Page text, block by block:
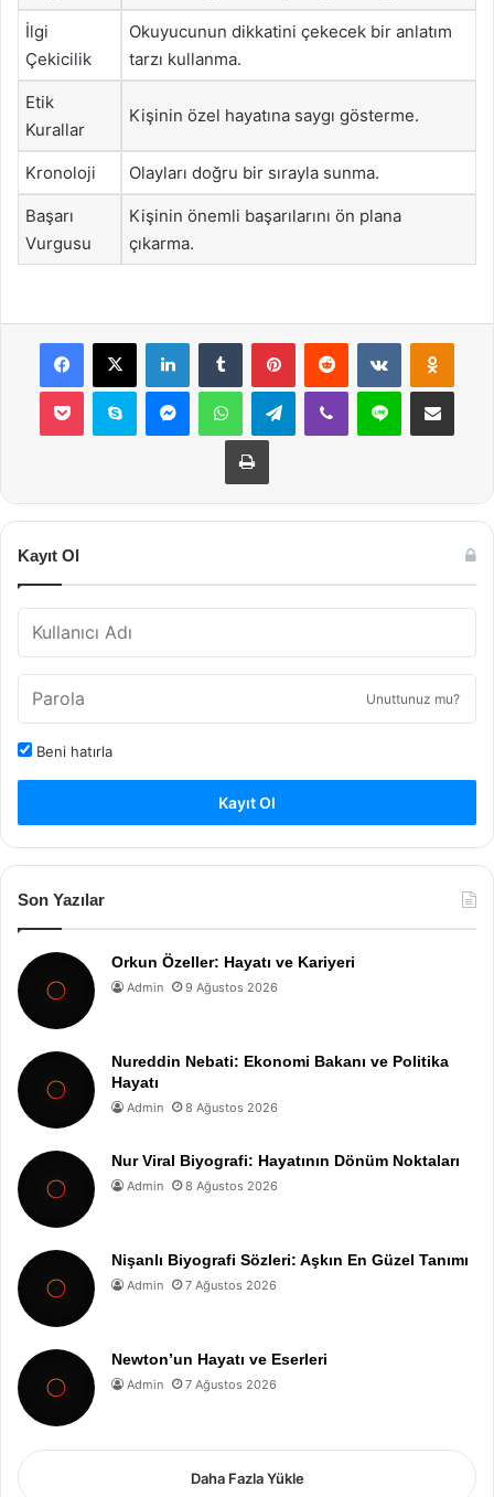
İlgi
Çekicilik
Okuyucunun dikkatini çekecek bir anlatım
tarzı kullanma.
Etik
Kurallar
Kişinin özel hayatına saygı gösterme.
Kronoloji Olayları doğru bir sırayla sunma.
Başarı
Vurgusu
Kişinin önemli başarılarını ön plana
çıkarma.
Facebook
X LinkedInTumblr PinterestReddit VKontakte
Pocket Skype MessengerWhatsAppTelegramViber Line E-Posta ile
Yazdır
Kayıt Ol
Unuttunuz mu?
Beni hatırla
Kayıt Ol
Son Yazılar
Orkun Özeller: Hayatı ve Kariyeri
Admin 9 Ağustos 2026
Nureddin Nebati: Ekonomi Bakanı ve Politika
Hayatı
Admin 8 Ağustos 2026
Nur Viral Biyografi: Hayatının Dönüm Noktaları
Admin 8 Ağustos 2026
Nişanlı Biyografi Sözleri: Aşkın En Güzel Tanımı
Admin 7 Ağustos 2026
Newton’un Hayatı ve Eserleri
Admin 7 Ağustos 2026
Daha Fazla Yükle